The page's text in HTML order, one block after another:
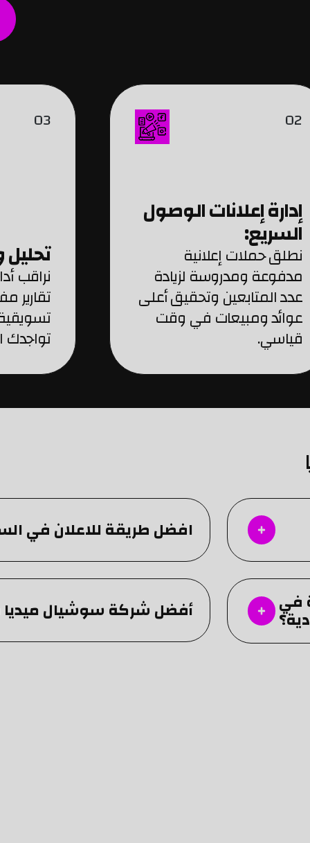
02
إدارة إعلانات الوصول
السريع:
نطلق حملات إعلانية
مدفوعة ومدروسة لزيادة
عدد المتابعين وتحقيق أعلى
عوائد ومبيعات في وقت
قياسي.
03
تحليل
نراقب
تقارير
تواجدك
افضل طريقة للاعلان في
في أفضل شركة سوشيال